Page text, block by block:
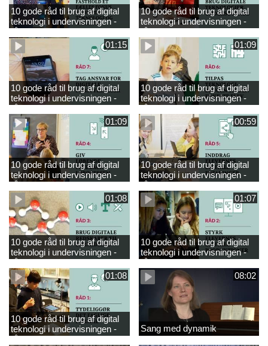
10 gode råd til brug af digital
teknologi i undervisningen -
råd 10
10 gode råd til brug af digital
teknologi i undervisningen -
råd 8
01:15
10 gode råd til brug af digital
teknologi i undervisningen -
råd 7
01:09
10 gode råd til brug af digital
teknologi i undervisningen -
råd 6
01:09
10 gode råd til brug af digital
teknologi i undervisningen -
råd 4
00:59
10 gode råd til brug af digital
teknologi i undervisningen -
råd 5
01:08
10 gode råd til brug af digital
teknologi i undervisningen -
råd 3
01:07
10 gode råd til brug af digital
teknologi i undervisningen -
råd 2
01:08
10 gode råd til brug af digital
teknologi i undervisningen -
råd 1
08:02
Sang med dynamik